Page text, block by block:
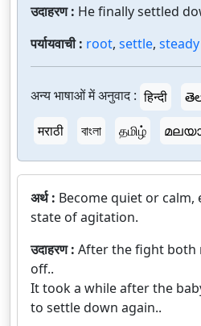
उदाहरण : He finally settled
पर्यायवाची : root, settle,
अन्य भाषाओं में अनुवाद : हिन्दी
मराठी
বাংলা தமிழ்
अर्थ : Become quiet or calm,
state of agitation.
उदाहरण : After the fight both
off..
It took a while after the
to settle down again..